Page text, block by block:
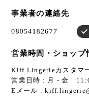
事業者の連絡先
営業時間・ショップ
Kiff Lingerieカスタマ
営業日時 : 月 - 金
Eメール :